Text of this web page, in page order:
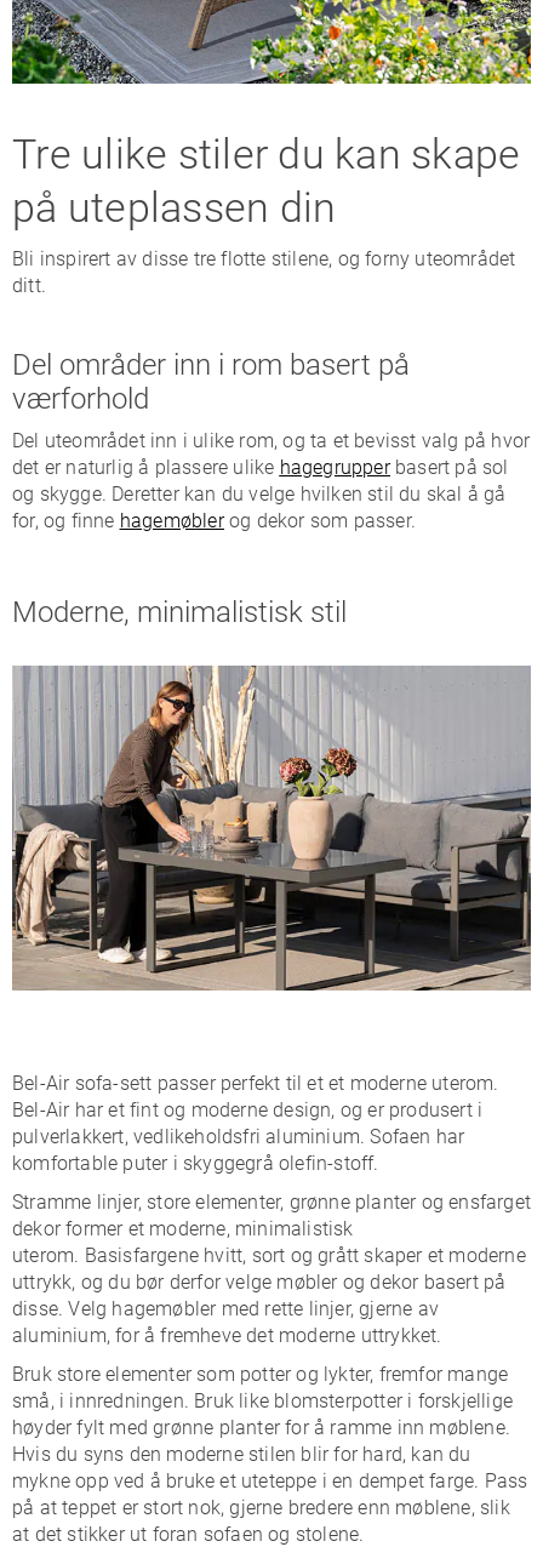
Tre ulike stiler du kan skape
på uteplassen din
Bli inspirert av disse tre flotte stilene, og forny uteområdet
ditt.
Del områder inn i rom basert på
værforhold
Del uteområdet inn i ulike rom, og ta et bevisst valg på hvor
det er naturlig å plassere ulike hagegrupperbasert på sol
og skygge. Deretter kan du velge hvilken stil du skal å gå
for, og finne hagemøblerog dekor som passer.
Moderne, minimalistisk stil
Bel-Air sofa-sett passer perfekt til et et moderne uterom.
Bel-Air har et fint og moderne design, og er produsert i
pulverlakkert, vedlikeholdsfri aluminium. Sofaen har
komfortable puter i skyggegrå olefin-stoff.
Stramme linjer, store elementer, grønne planter og ensfarget
dekor former et moderne, minimalistisk
uterom. Basisfargene hvitt, sort og grått skaper et moderne
uttrykk, og du bør derfor velge møbler og dekor basert på
disse. Velg hagemøbler med rette linjer, gjerne av
aluminium, for å fremheve det moderne uttrykket.
Bruk store elementer som potter og lykter, fremfor mange
små, i innredningen. Bruk like blomsterpotter i forskjellige
høyder fylt med grønne planter for å ramme inn møblene.
Hvis du syns den moderne stilen blir for hard, kan du
mykne opp ved å bruke et uteteppe i en dempet farge. Pass
på at teppet er stort nok, gjerne bredere enn møblene, slik
at det stikker ut foran sofaen og stolene.